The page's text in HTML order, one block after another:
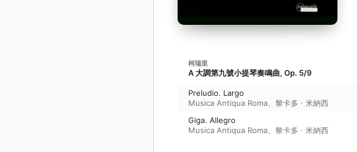
柯瑞里
A 大調第九號小提琴奏鳴曲, Op. 5/9
Preludio. Largo
Musica Antiqua Roma
黎卡多 · 米納西
Giga. Allegro
Musica Antiqua Roma
黎卡多 · 米納西